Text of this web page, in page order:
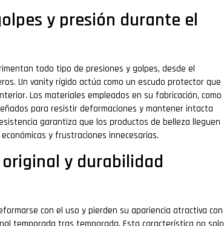
y presión durante el
todo tipo de presiones y golpes, desde el
Un vanity rígido actúa como un escudo protector que
Los materiales empleados en su fabricación, como
para resistir deformaciones y mantener intacta
garantiza que los productos de belleza lleguen
y frustraciones innecesarias.
y durabilidad
con el uso y pierden su apariencia atractiva con